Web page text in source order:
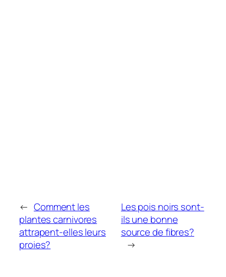
← Comment les
plantes carnivores
attrapent-elles leurs
proies?
Les pois noirs sont-
ils une bonne
source de fibres?
→